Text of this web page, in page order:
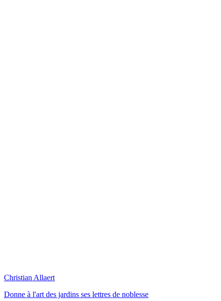
Christian Allaert
Donne à l'art des jardins ses lettres de noblesse